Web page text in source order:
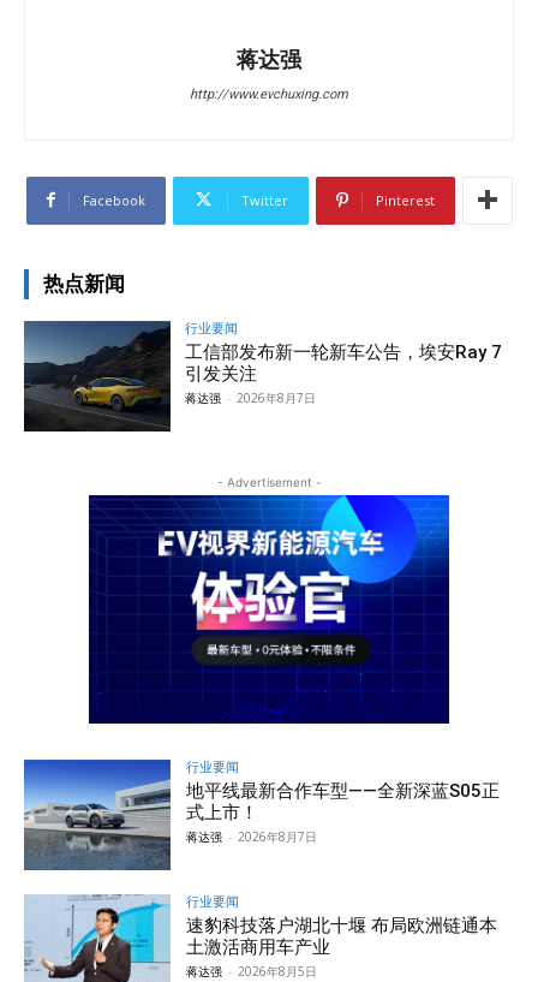
蒋达强
http://www.evchuxing.com
Facebook Twitter Pinterest
热点新闻
行业要闻
工信部发布新一轮新车公告，埃安Ray 7
引发关注
蒋达强 - 2026年8月7日
- Advertisement -
行业要闻
地平线最新合作车型——全新深蓝S05正
式上市！
蒋达强 - 2026年8月7日
行业要闻
速豹科技落户湖北十堰 布局欧洲链通本
土激活商用车产业
蒋达强 - 2026年8月5日